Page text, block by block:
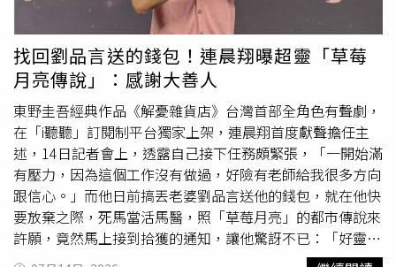
色，他特地向父親請益抓捕犯人的心境，拿槍姿勢、眼神與
儀態都參考記憶中爸爸的帥氣模樣。劉育仁興奮表示，這部
戲讓他完成了演員夢想清單，爸爸在拍攝前還特別叮嚀他：
「氣勢很重要，一定要注意安全！」
找回劉品言送的錢包！連晨翔曝超靈「草莓
月亮傳說」：感謝大善人
東野圭吾經典作品《解憂雜貨店》台灣首部全角色有聲劇，
在「i聽聽」訂閱制平台獨家上架，連晨翔首度獻聲擔任主
述，14日記者會上，透露自己接下任務頗緊張，「一開始滿
有壓力，因為這個工作沒有做過，好險有老師給我很多方向
跟信心。」而他日前搞丟老婆劉品言送他的錢包，就在他快
要放棄之際，死馬當活馬醫，照「草莓月亮」的都市傳說來
許願，竟然馬上接到拾獲的通知，讓他驚訝不已：「好靈
喔。」連晨翔日前搞丟老婆劉品言送他的生日禮物錢包，當